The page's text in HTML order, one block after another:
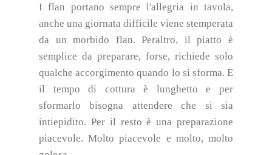
I flan portano sempre l'allegria in tavola,
anche una giornata difficile viene stemperata
da un morbido flan. Peraltro, il piatto è
semplice da preparare, forse, richiede solo
qualche accorgimento quando lo si sforma. E
il tempo di cottura è lunghetto e per
sformarlo bisogna attendere che si sia
intiepidito. Per il resto è una preparazione
piacevole. Molto piacevole e molto, molto